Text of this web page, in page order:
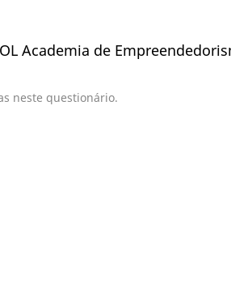
Academia de
neste questionário.